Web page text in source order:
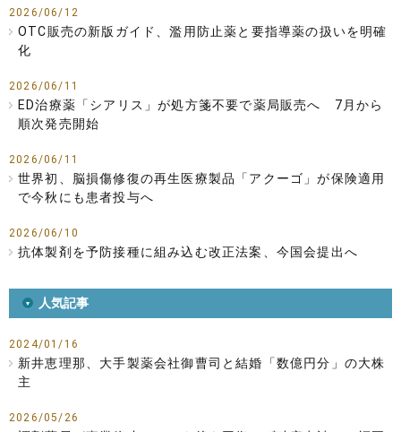
2026/06/12
OTC販売の新版ガイド、濫用防止薬と要指導薬の扱いを明確
化
2026/06/11
ED治療薬「シアリス」が処方箋不要で薬局販売へ 7月から
順次発売開始
2026/06/11
世界初、脳損傷修復の再生医療製品「アクーゴ」が保険適用
で今秋にも患者投与へ
2026/06/10
抗体製剤を予防接種に組み込む改正法案、今国会提出へ
人気記事
2024/01/16
新井恵理那、大手製薬会社御曹司と結婚「数億円分」の大株
主
2026/05/26